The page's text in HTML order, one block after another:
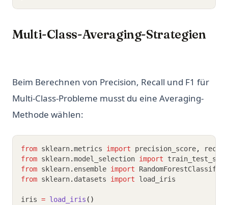
Multi-Class-Averaging-Strategien
Beim Berechnen von Precision, Recall und F1 für
Multi-Class-Probleme musst du eine Averaging-
Methode wählen:
from sklearn.metrics import precision_score,
from sklearn.model_selection import
from sklearn. ensemble import RandomForestClassifier
from sklearn. datasets import load_iris
iris = load_iris ()